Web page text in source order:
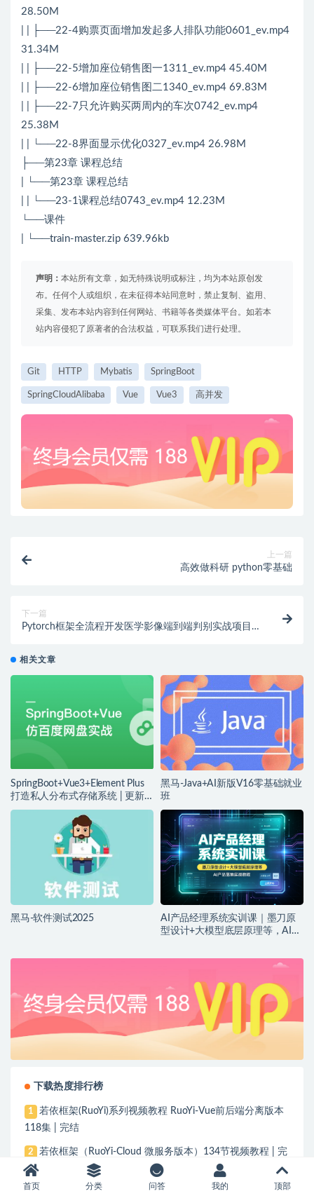
28.50M
| | ├──22-4购票页面增加发起多人排队功能0601_ev.mp4
31.34M
| | ├──22-5增加座位销售图一1311_ev.mp4 45.40M
| | ├──22-6增加座位销售图二1340_ev.mp4 69.83M
| | ├──22-7只允许购买两周内的车次0742_ev.mp4
25.38M
| | └──22-8界面显示优化0327_ev.mp4 26.98M
├──第23章 课程总结
| └──第23章 课程总结
| | └──23-1课程总结0743_ev.mp4 12.23M
└──课件
| └──train-master.zip 639.96kb
声明： 本站所有文章，如无特殊说明或标注，均为本站原创发
布。任何个人或组织，在未征得本站同意时，禁止复制、盗用、
采集、发布本站内容到任何网站、书籍等各类媒体平台。如若本
站内容侵犯了原著者的合法权益，可联系我们进行处理。
Git HTTP Mybatis SpringBoot
SpringCloudAlibaba Vue Vue3 高并发
上一篇
高效做科研 python零基础
下一篇
Pytorch框架全流程开发医学影像端到端判别实战项目 |
相关文章
SpringBoot+Vue3+Element Plus
打造私人分布式存储系统 | 更新
完结
黑马-Java+AI新版V16零基础就业
班
黑马-软件测试2025
AI产品经理系统实训课｜墨刀原
型设计+大模型底层原理等，AI产
下载热度排行榜
1
若依框架(RuoYi)系列视频教程 RuoYi-Vue前后端分离版本
118集 | 完结
2
若依框架（RuoYi-Cloud 微服务版本）134节视频教程 | 完
结
3 NHANES数据挖掘入门到精通
首页 分类 问答 我的 顶部